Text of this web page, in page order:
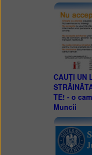
CAUȚI UN
TE! - o
Muncii